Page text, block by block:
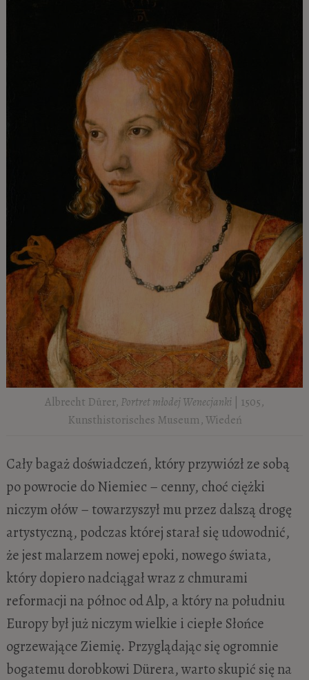
Albrecht Dürer, Portret młodej Wenecjanki | 1505,
Kunsthistorisches Museum, Wiedeń
Cały bagaż doświadczeń, który przywiózł ze sobą
po powrocie do Niemiec – cenny, choć ciężki
niczym ołów – towarzyszył mu przez dalszą drogę
artystyczną, podczas której starał się udowodnić,
że jest malarzem nowej epoki, nowego świata,
który dopiero nadciągał wraz z chmurami
reformacji na północ od Alp, a który na południu
Europy był już niczym wielkie i ciepłe Słońce
ogrzewające Ziemię. Przyglądając się ogromnie
bogatemu dorobkowi Dürera, warto skupić się na